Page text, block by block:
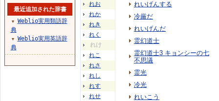
れお
れか
れき
れく
れけ
れこ
れさ
れし
れす
れせ
れいげんする
冷厳だ
れいげんだ
霊幻道士
霊幻道士3 キョンシーの七
不思議
霊光
冷光
れいこう
最近追加された辞書
▼
Weblio実用類語辞
典
▼
Weblio実用英語辞
典